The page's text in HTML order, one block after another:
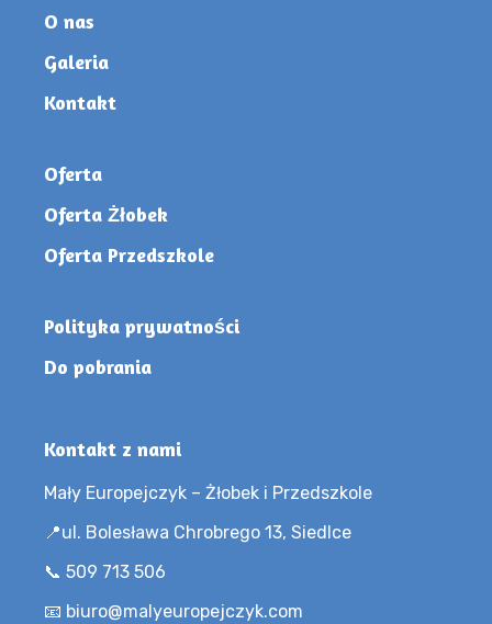
O nas
Galeria
Kontakt
Oferta
Oferta Żłobek
Oferta Przedszkole
Polityka prywatności
Do pobrania
Kontakt z nami
Mały Europejczyk – Żłobek i Przedszkole
📍ul. Bolesława Chrobrego 13, Siedlce
📞 509 713 506
📧 biuro@malyeuropejczyk.com